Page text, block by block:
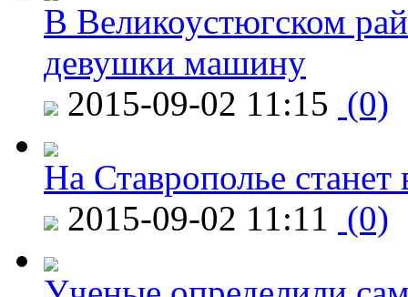
В Великоустюгском
девушки машину
2015-09-02 11:15 (0)
На Ставрополье
2015-09-02 11:11 (0)